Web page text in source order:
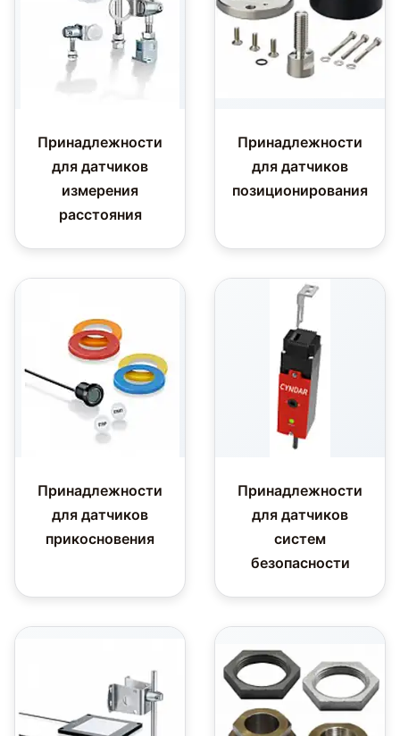
Принадлежности
для датчиков
измерения
расстояния
Принадлежности
для датчиков
позиционирования
Принадлежности
для датчиков
прикосновения
Принадлежности
для датчиков
систем
безопасности